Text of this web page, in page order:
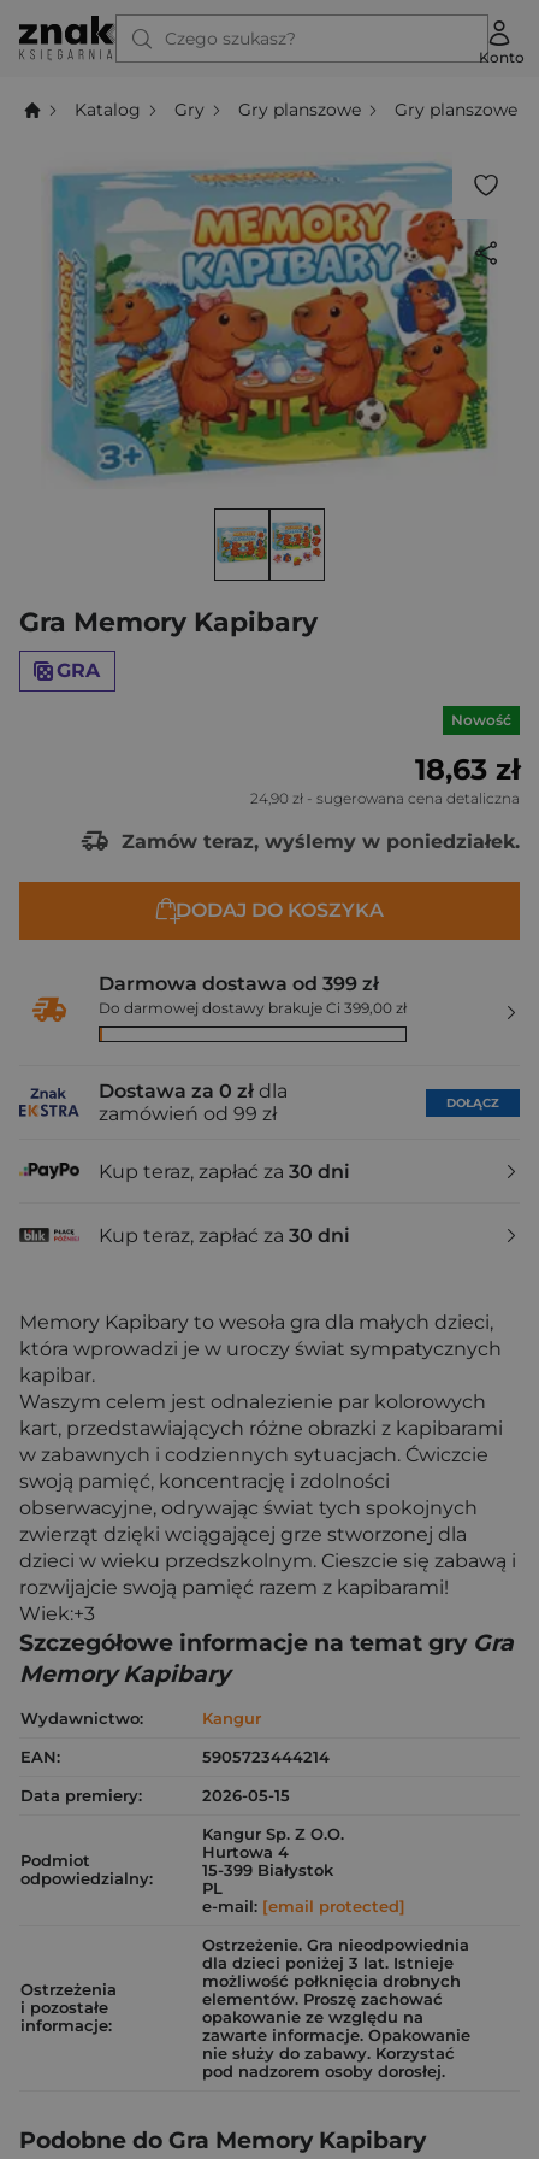
Czego szukasz?
Konto
Katalog Gry Gry planszowe Gry planszowe
Gra Memory Kapibary
GRA
Nowość
18,63 zł
24,90 zł - sugerowana cena detaliczna
Zamów teraz, wyślemy w poniedziałek.
DODAJ DO KOSZYKA
Darmowa dostawa od 399 zł
Do darmowej dostawy brakuje Ci 399,00 zł
Dostawa za 0 zł dla
zamówień od 99 zł
DOŁĄCZ
Kup teraz, zapłać za 30 dni
Kup teraz, zapłać za 30 dni
Memory Kapibary to wesoła gra dla małych dzieci,
która wprowadzi je w uroczy świat sympatycznych
kapibar.
Waszym celem jest odnalezienie par kolorowych
kart, przedstawiających różne obrazki z kapibarami
w zabawnych i codziennych sytuacjach. Ćwiczcie
swoją pamięć, koncentrację i zdolności
obserwacyjne, odrywając świat tych spokojnych
zwierząt dzięki wciągającej grze stworzonej dla
dzieci w wieku przedszkolnym. Cieszcie się zabawą i
rozwijajcie swoją pamięć razem z kapibarami!
Wiek:+3
Szczegółowe informacje na temat gry Gra
Memory Kapibary
Wydawnictwo:
Kangur
EAN:
5905723444214
Data premiery:
2026-05-15
Podmiot
odpowiedzialny:
Kangur Sp. Z O.O.
Hurtowa 4
15-399 Białystok
PL
e-mail: [email protected]
Ostrzeżenia
i pozostałe
informacje:
Ostrzeżenie. Gra nieodpowiednia
dla dzieci poniżej 3 lat. Istnieje
możliwość połknięcia drobnych
elementów. Proszę zachować
opakowanie ze względu na
zawarte informacje. Opakowanie
nie służy do zabawy. Korzystać
pod nadzorem osoby dorosłej.
Podobne do Gra Memory Kapibary